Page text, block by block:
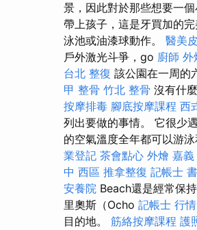
景，因此對於那些想要一
帶上孩子，這是牙買加的
泳池或油漆球動作。 醫美
戶外激光斗爭，go 廚師 外
台北 整復 該公園在一周的
甲 整骨 竹北 整骨 沒有什
按摩排毒 腳底按摩課程 西
列出要做的事情。 它很少
的空氣溫度全年都可以游
業登記 茶會點心 外燴 嘉義
中 西區 推拿整復 記帳士
安養院 Beach還是經常保
里奧斯（Ocho 記帳士 行情
目的地。 筋絡按摩課程 護